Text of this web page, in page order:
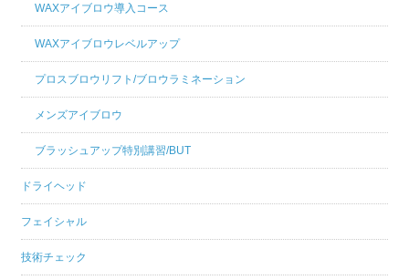
WAXアイブロウ導入コース
WAXアイブロウレベルアップ
プロスブロウリフト/ブロウラミネーション
メンズアイブロウ
ブラッシュアップ特別講習/BUT
ドライヘッド
フェイシャル
技術チェック